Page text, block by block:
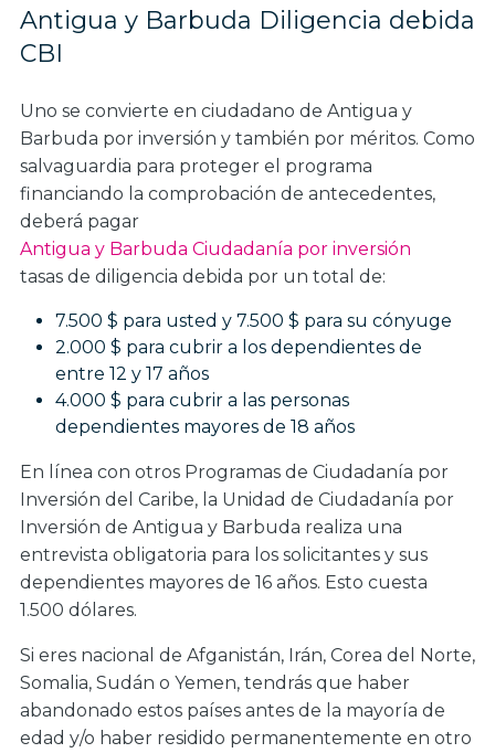
Antigua y Barbuda Diligencia debida
CBI
Uno se convierte en ciudadano de Antigua y
Barbuda por inversión y también por méritos. Como
salvaguardia para proteger el programa
financiando la comprobación de antecedentes,
deberá pagar
Antigua y Barbuda Ciudadanía por inversión
tasas de diligencia debida por un total de:
7.500 $ para usted y 7.500 $ para su cónyuge
2.000 $ para cubrir a los dependientes de
entre 12 y 17 años
4.000 $ para cubrir a las personas
dependientes mayores de 18 años
En línea con otros Programas de Ciudadanía por
Inversión del Caribe, la Unidad de Ciudadanía por
Inversión de Antigua y Barbuda realiza una
entrevista obligatoria para los solicitantes y sus
dependientes mayores de 16 años. Esto cuesta
1.500 dólares.
Si eres nacional de Afganistán, Irán, Corea del Norte,
Somalia, Sudán o Yemen, tendrás que haber
abandonado estos países antes de la mayoría de
edad y/o haber residido permanentemente en otro